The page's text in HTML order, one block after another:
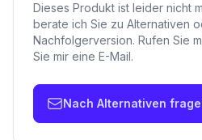
Dieses Produkt ist leider nicht
berate ich Sie zu Alternativen
Nachfolgerversion. Rufen Sie
Sie mir eine E-Mail.
Nach Alternativen